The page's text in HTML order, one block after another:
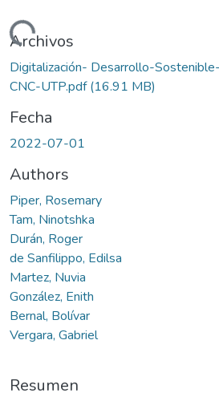
Archivos
Digitalización- Desarrollo-
CNC-UTP.pdf(16.91 MB)
Fecha
2022-07-01
Authors
Piper, Rosemary
Tam, Ninotshka
Durán, Roger
de Sanfilippo, Edilsa
Martez, Nuvia
González, Enith
Bernal, Bolívar
Vergara, Gabriel
Resumen